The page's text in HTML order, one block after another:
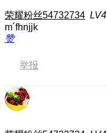
荣耀粉丝54732734 LV4
m´fhnjjk
赞
举报